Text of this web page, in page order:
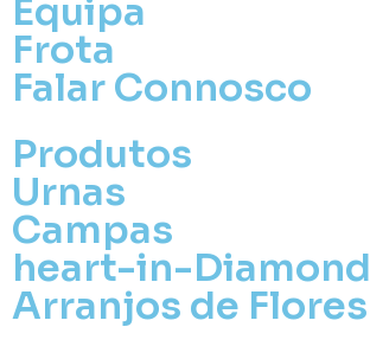
Equipa
Frota
Falar Connosco
Produtos
Urnas
Campas
heart-in-Diamond
Arranjos de Flores